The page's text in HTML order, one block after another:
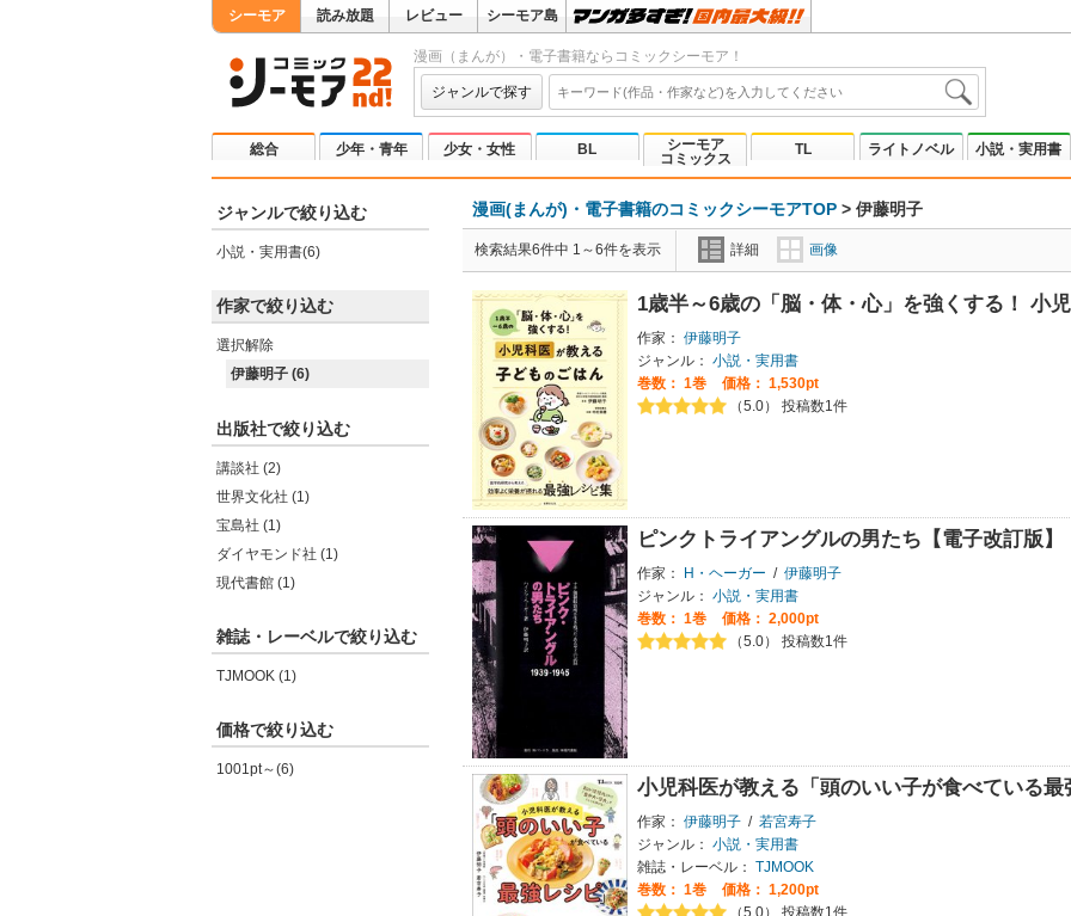
シーモア 読み放題 レビュー シーモア島
漫画（まんが）・電子書籍ならコミックシーモア！
ジャンルで探す
総合 少年・青年 少女・女性 BL
シーモア
コミックス
TL ライトノベル 小説・実用書
ジャンルで絞り込む
小説・実用書(6)
作家で絞り込む
選択解除
伊藤明子 (6)
出版社で絞り込む
講談社 (2)
世界文化社 (1)
宝島社 (1)
ダイヤモンド社 (1)
現代書館 (1)
雑誌・レーベルで絞り込む
TJMOOK (1)
価格で絞り込む
1001pt～(6)
漫画(まんが)・電子書籍のコミックシーモアTOP > 伊藤明子
検索結果6件中 1～6件を表示 詳細 画像
1歳半～6歳の「脳・体・心」を強くする！ 小
作家： 伊藤明子
ジャンル： 小説・実用書
巻数： 1巻
価格： 1,530pt
（5.0） 投稿数1件
ピンクトライアングルの男たち【電子改訂版】
作家： H・ヘーガー / 伊藤明子
ジャンル： 小説・実用書
巻数： 1巻
価格： 2,000pt
（5.0） 投稿数1件
小児科医が教える「頭のいい子が食べている最
作家： 伊藤明子 / 若宮寿子
ジャンル： 小説・実用書
雑誌・レーベル： TJMOOK
巻数： 1巻
価格： 1,200pt
（5.0） 投稿数1件